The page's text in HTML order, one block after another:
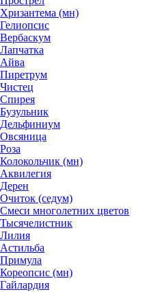
Хризантема (мн)
Гелиопсис
Вербаскум
Лапчатка
Айва
Пиретрум
Чистец
Спирея
Бузульник
Дельфиниум
Овсяница
Роза
Колокольчик (мн)
Аквилегия
Дерен
Очиток (седум)
Смеси многолетних цветов
Тысячелистник
Лилия
Астильба
Примула
Кореопсис (мн)
Гайлардия